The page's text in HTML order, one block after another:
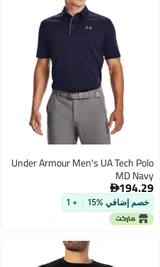
Under Armour Men's UA Tech Polo
MD Navy
194.29
خصم إضافي %15 + 1